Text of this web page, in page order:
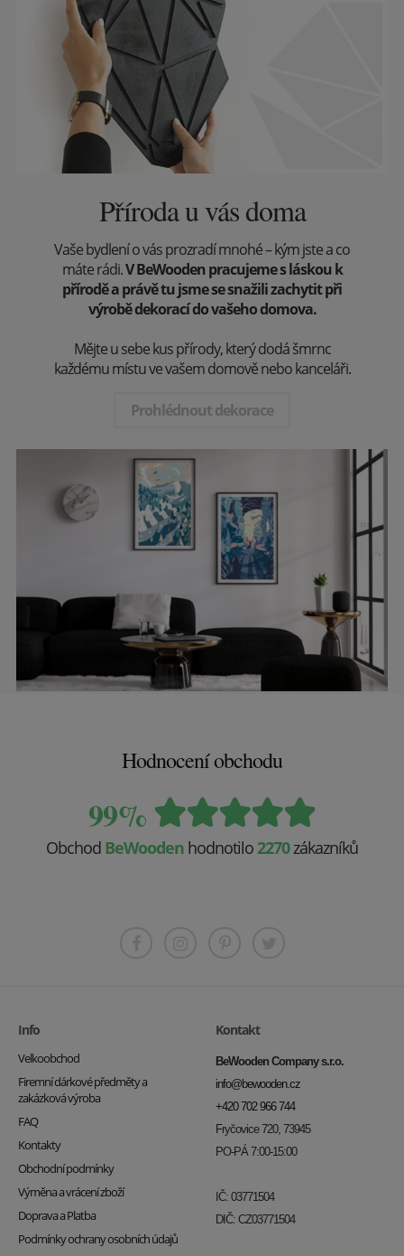
Příroda u vás doma
Vaše bydlení o vás prozradí mnohé – kým jste a co
máte rádi.V BeWooden pracujeme s láskou k
přírodě a právě tu jsme se snažili zachytit při
výrobě dekorací do vašeho domova.
Mějte u sebe kus přírody, který dodá šmrnc
každému místu ve vašem domově nebo kanceláři.
Prohlédnout dekorace
Hodnocení obchodu
99%
Obchod BeWooden hodnotilo 2270zákazníků
Info
Velkoobchod
Firemní dárkové předměty a
zakázková výroba
FAQ
Kontakty
Obchodní podmínky
Výměna a vrácení zboží
Doprava a Platba
Podmínky ochrany osobních údajů
Kontakt
BeWooden Company s.r.o.
info@bewooden.cz
+420 702 966 744
Fryčovice 720, 73945
PO-PÁ 7:00-15:00
IČ: 03771504
DIČ: CZ03771504